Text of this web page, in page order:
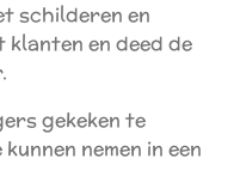
schilderen en
en deed de
gekeken te
nemen in een